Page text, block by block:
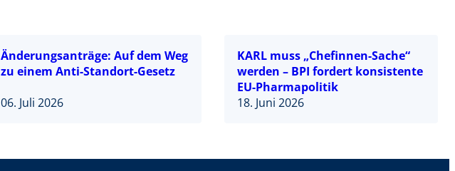
Änderungsanträge: Auf dem Weg
zu einem Anti-Standort-Gesetz
06. Juli 2026
KARL muss „Chefinnen-Sache“
werden – BPI fordert konsistente
EU-Pharmapolitik
18. Juni 2026